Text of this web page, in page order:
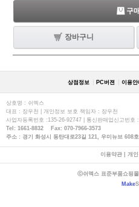
구
장바구니
상점정보 PC버젼 이용안
상호명 : 쉬멕스
대표 : 장우천 | 개인정보 보호 책임자 : 장우천
사업자등록번호 :135-26-92747 | 통신판매업신고번호
Tel: 1661-8832 Fax: 070-7966-3573
주소 : 경기 화성시 동탄대로23길 121, 우미뉴브 608
이용약관| 개인
ⓒ쉬멕스 표준부품쇼핑
Make